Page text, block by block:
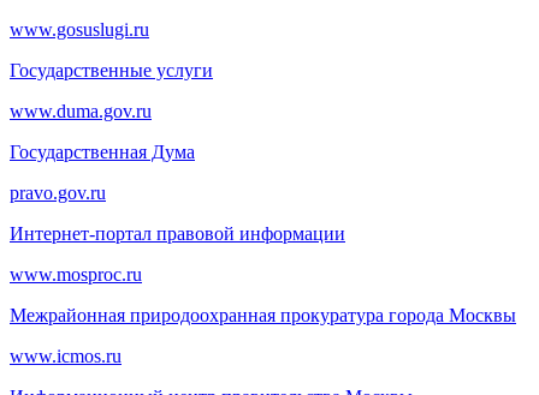
www.gosuslugi.ru
Государственные услуги
www.duma.gov.ru
Государственная Дума
pravo.gov.ru
Интернет-портал правовой информации
www.mosproc.ru
Межрайонная природоохранная прокуратура города Москвы
www.icmos.ru